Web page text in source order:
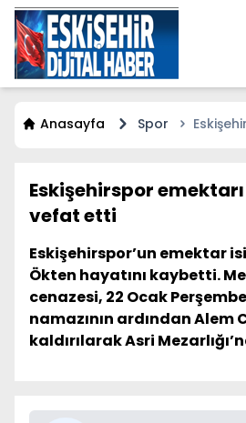
Anasayfa Spor
Eskişehirspor
vefat etti
Eskişehirspor’un emektar
Ökten hayatını kaybetti.
cenazesi, 22 Ocak
namazının ardından Alem
kaldırılarak Asri